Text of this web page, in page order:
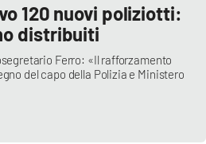
120 nuovi poliziotti:
distribuiti
Ferro: «Il rafforzamento
del capo della Polizia e Ministero